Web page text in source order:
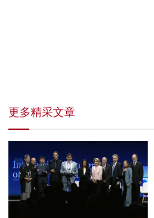
更多精采文章